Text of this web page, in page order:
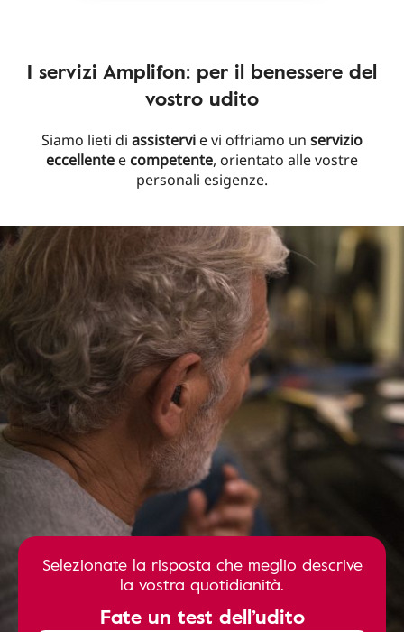
I servizi Amplifon: per il benessere del
vostro udito
Siamo lieti di assistervi e vi offriamo un servizio
eccellente e competente, orientato alle vostre
personali esigenze.
Selezionate la risposta che meglio descrive
la vostra quotidianità.
Fate un test dell’udito